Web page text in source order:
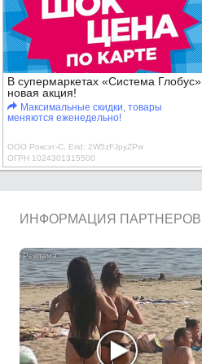
В супермаркетах «Система Глобус»
новая акция!
Максимальные скидки, товары
меняются еженедельно!
ООО Роксэт-С, Erid: 2W5zFJpyZPw
ОГРН 1024301315500
ИНФОРМАЦИЯ ПАРТНЕРОВ